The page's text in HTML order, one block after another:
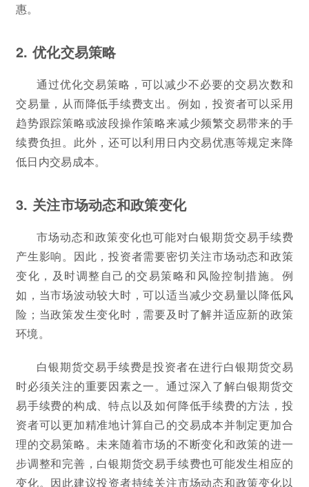
惠。
2. 优化交易策略
通过优化交易策略，可以减少不必要的交易次数和
交易量，从而降低手续费支出。例如，投资者可以采用
趋势跟踪策略或波段操作策略来减少频繁交易带来的手
续费负担。此外，还可以利用日内交易优惠等规定来降
低日内交易成本。
3. 关注市场动态和政策变化
市场动态和政策变化也可能对白银期货交易手续费
产生影响。因此，投资者需要密切关注市场动态和政策
变化，及时调整自己的交易策略和风险控制措施。例
如，当市场波动较大时，可以适当减少交易量以降低风
险；当政策发生变化时，需要及时了解并适应新的政策
环境。
白银期货交易手续费是投资者在进行白银期货交易
时必须关注的重要因素之一。通过深入了解白银期货交
易手续费的构成、特点以及如何降低手续费的方法，投
资者可以更加精准地计算自己的交易成本并制定更加合
理的交易策略。未来随着市场的不断变化和政策的进一
步调整和完善，白银期货交易手续费也可能发生相应的
变化。因此建议投资者持续关注市场动态和政策变化以